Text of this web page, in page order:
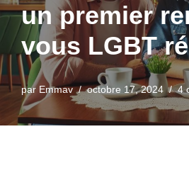
un premier
vous LGBT
par Emmav octobre 17, 2024 4